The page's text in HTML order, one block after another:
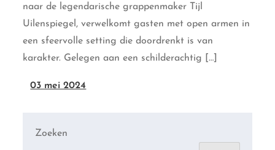
naar de legendarische grappenmaker Tijl
Uilenspiegel, verwelkomt gasten met open armen in
een sfeervolle setting die doordrenkt is van
karakter. Gelegen aan een schilderachtig […]
03 mei 2024
Zoeken